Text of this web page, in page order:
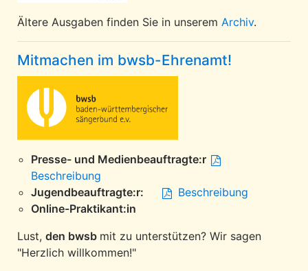
Ältere Ausgaben finden Sie in unserem Archiv.
Mitmachen im bwsb-Ehrenamt!
Presse- und Medienbeauftragte:r
Beschreibung
Jugendbeauftragte:r:
Beschreibung
Online-Praktikant:in
Lust, den bwsb mit zu unterstützen? Wir sagen
"Herzlich willkommen!"